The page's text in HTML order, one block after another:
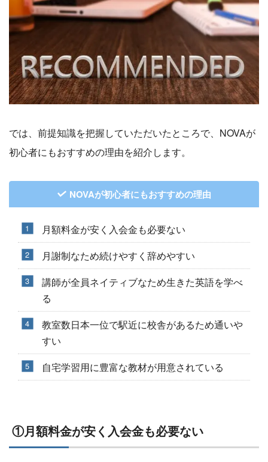
では、前提知識を把握していただいたところで、NOVAが
初心者にもおすすめの理由を紹介します。
NOVAが初心者にもおすすめの理由
月額料金が安く入会金も必要ない
月謝制なため続けやすく辞めやすい
講師が全員ネイティブなため生きた英語を学べ
る
教室数日本一位で駅近に校舎があるため通いや
すい
自宅学習用に豊富な教材が用意されている
①月額料金が安く入会金も必要ない